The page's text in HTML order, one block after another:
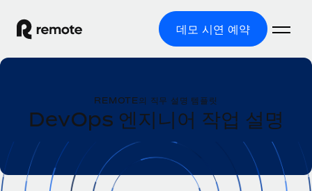
데모 시연 예약
글로벌 고용
글로벌 급여
규정을 준수하며 급여 지급을 손쉽게 처리
글로벌 서비스 제공
리소스
REMOTE의 직무 설명 템플릿
DevOps 엔지니어 작업 설명